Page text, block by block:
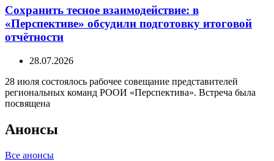
Сохранить тесное взаимодействие: в
«Перспективе» обсудили подготовку итоговой
отчётности
28.07.2026
28 июля состоялось рабочее совещание представителей
региональных команд РООИ «Перспектива». Встреча была
посвящена
Анонсы
Все анонсы